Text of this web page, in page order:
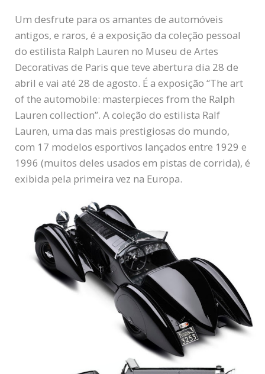
Um desfrute para os amantes de automóveis
antigos, e raros, é a exposição da coleção pessoal
do estilista Ralph Lauren no Museu de Artes
Decorativas de Paris que teve abertura dia 28 de
abril e vai até 28 de agosto. É a exposição “The art
of the automobile: masterpieces from the Ralph
Lauren collection”. A coleção do estilista Ralf
Lauren, uma das mais prestigiosas do mundo,
com 17 modelos esportivos lançados entre 1929 e
1996 (muitos deles usados em pistas de corrida), é
exibida pela primeira vez na Europa.